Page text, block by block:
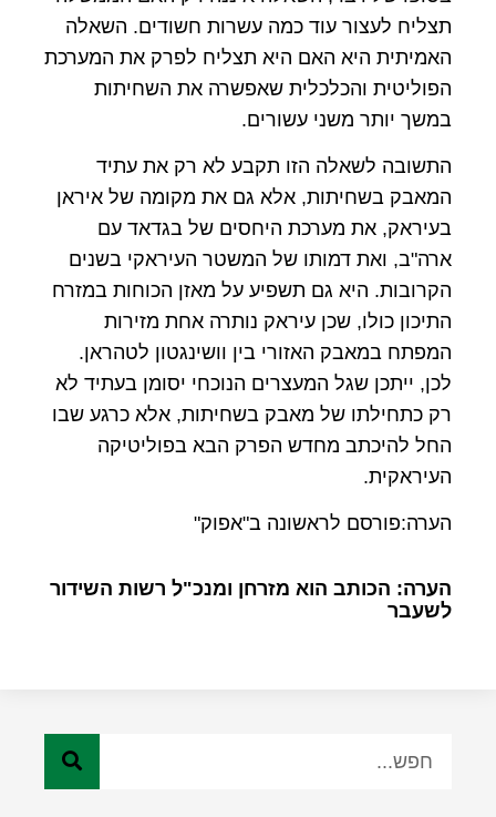
תצליח לעצור עוד כמה עשרות חשודים. השאלה
האמיתית היא האם היא תצליח לפרק את המערכת
הפוליטית והכלכלית שאפשרה את השחיתות
במשך יותר משני עשורים.
התשובה לשאלה הזו תקבע לא רק את עתיד
המאבק בשחיתות, אלא גם את מקומה של איראן
בעיראק, את מערכת היחסים של בגדאד עם
ארה"ב, ואת דמותו של המשטר העיראקי בשנים
הקרובות. היא גם תשפיע על מאזן הכוחות במזרח
התיכון כולו, שכן עיראק נותרה אחת מזירות
המפתח במאבק האזורי בין וושינגטון לטהראן.
לכן, ייתכן שגל המעצרים הנוכחי יסומן בעתיד לא
רק כתחילתו של מאבק בשחיתות, אלא כרגע שבו
החל להיכתב מחדש הפרק הבא בפוליטיקה
העיראקית.
הערה:פורסם לראשונה ב"אפוק"
הערה: הכותב הוא מזרחן ומנכ"ל רשות השידור
לשעבר